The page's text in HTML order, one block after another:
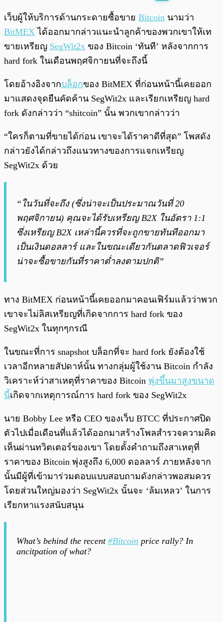
พร้อมเล่น /
เว็บผู้ให้บริการด้านกระดายซื้อขาย Bitcoin นามว่า
BitMEX ได้ออกมากล่าวแนะนำลูกค้าของพวกเขาให้เท
ขายเหรียญ SegWit2x ของ Bitcoin ‘ทันที’ หลังจากการ
hard fork ในเดือนพฤศจิกายนที่จะถึงนี้
โดยอ้างอิงจากบล็อกของ BitMEX ที่ก่อนหน้านี้เคยออก
มาแสดงจุดยืนคัดค้าน SegWit2x และเรียกเหรียญ hard
fork ดังกล่าวว่า “shitcoin” นั้น พวกเขากล่าวว่า
“ใครก็ตามที่ขายได้ก่อน เขาจะได้ราคาดีที่สุด” โพสดัง
กล่าวยังได้กล่าวถึงแนวทางของการแจกเหรียญ
SegWit2x ด้วย
“ในวันที่จะถึง (ซึ่งน่าจะเป็นประมาณวันที่ 20
พฤศจิกายน) คุณจะได้รับเหรียญ B2X ในอัตรา 1:1
ซึ่งเหรียญ B2X เหล่านี้ควรที่จะถูกขายทันทีออกมา
เป็นเงินดอลลาร์ และในขณะเดียวกันตลาดฟิวเจอร์
น่าจะซื้อขายกันที่ราคาต่ำลงตามปกติ”
ทาง BitMEX ก่อนหน้านี้เคยออกมาคอนเฟิร์มแล้วว่าพวก
เขาจะไม่ลิสเหรียญที่เกิดจากการ hard fork ของ
SegWit2x ในทุกๆกรณี
ในขณะที่การ snapshot บล็อกที่จะ hard fork ยังต้องใช้
เวลาอีกหลายสัปดาห์นั้น ทางกลุ่มผู้ใช้งาน Bitcoin กำลัง
วิเคราะห์ว่าสาเหตุที่ราคาของ Bitcoin พุ่งขึ้นมาสูงขนาด
นี้เกิดจากเหตุการณ์การ hard fork ของ SegWit2x
นาย Bobby Lee หรือ CEO ของเว็บ BTCC ที่ประกาศปิด
ตัวไปเมื่อเดือนที่แล้วได้ออกมาสร้างโพลสำรวจความคิด
เห็นผ่านทวิตเตอร์ของเขา โดยตั้งคำถามถึงสาเหตุที่
ราคาของ Bitcoin พุ่งสูงถึง 6,000 ดอลลาร์ ภายหลังจาก
นั้นมีผู้ที่เข้ามาร่วมตอบแบบสอบถามดังกล่าวพอสมควร
โดยส่วนใหญ่มองว่า SegWit2x นั้นจะ ‘ล้มเหลว’ ในการ
เรียกหาแรงสนับสนุน
What’s behind the recent #Bitcoin price rally? In
ancitpation of what?